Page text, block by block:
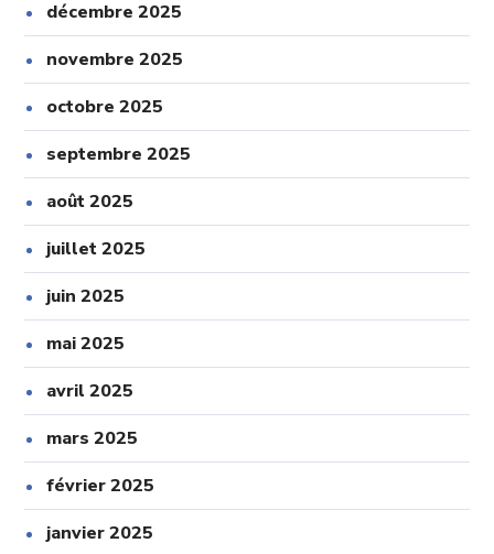
décembre 2025
novembre 2025
octobre 2025
septembre 2025
août 2025
juillet 2025
juin 2025
mai 2025
avril 2025
mars 2025
février 2025
janvier 2025